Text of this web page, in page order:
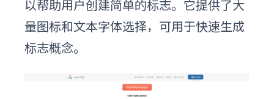
以帮助用户创建简单的标志。它提供了大
量图标和文本字体选择，可用于快速生成
标志概念。